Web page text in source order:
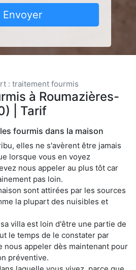
Envoyer
: traitement fourmis
à Roumazières-
| Tarif
fourmis dans la maison
elles ne s'avèrent être jamais
lorsque vous en voyez
nous appeler au plus tôt car
pas loin.
sont attirées par les sources
la plupart des nuisibles et
villa est loin d'être une partie de
le temps de le constater par
nous appeler dès maintenant pour
préventive.